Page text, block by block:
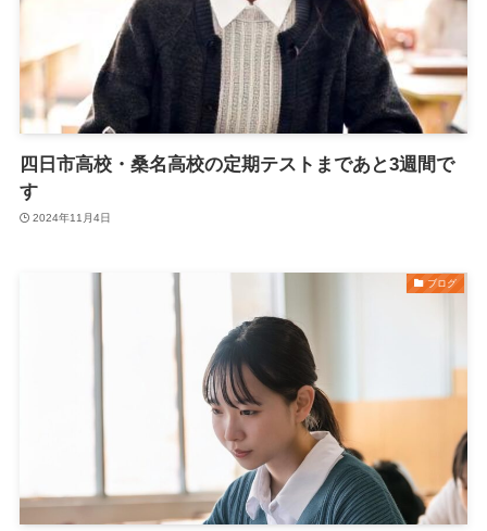
四日市高校・桑名高校の定期テストまであと3週間で
す
2024年11月4日
ブログ